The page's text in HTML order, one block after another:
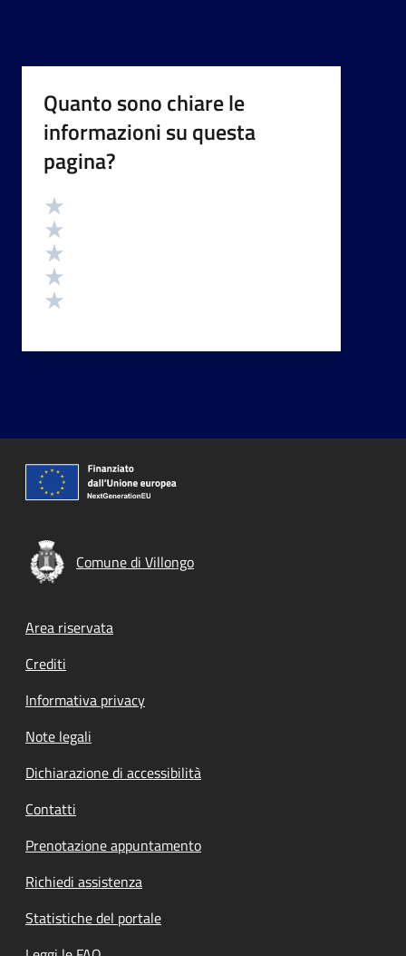
Quanto sono chiare le
informazioni su questa
pagina?
Valutazione
Comune di Villongo
Footer menu
Area riservata
Crediti
Informativa privacy
Note legali
Dichiarazione di accessibilità
Contatti
Prenotazione appuntamento
Richiedi assistenza
Statistiche del portale